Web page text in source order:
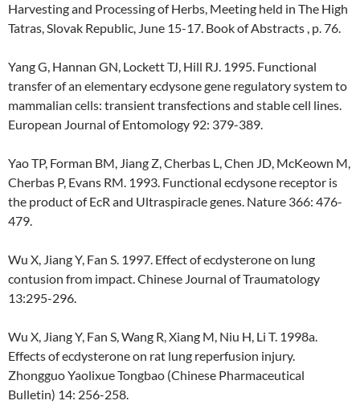
Harvesting and Processing of Herbs, Meeting held in The High
Tatras, Slovak Republic, June 15-17. Book of Abstracts , p. 76.
Yang G, Hannan GN, Lockett TJ, Hill RJ. 1995. Functional
transfer of an elementary ecdysone gene regulatory system to
mammalian cells: transient transfections and stable cell lines.
European Journal of Entomology 92: 379-389.
Yao TP, Forman BM, Jiang Z, Cherbas L, Chen JD, McKeown M,
Cherbas P, Evans RM. 1993. Functional ecdysone receptor is
the product of EcR and Ultraspiracle genes. Nature 366: 476-
479.
Wu X, Jiang Y, Fan S. 1997. Effect of ecdysterone on lung
contusion from impact. Chinese Journal of Traumatology
13:295-296.
Wu X, Jiang Y, Fan S, Wang R, Xiang M, Niu H, Li T. 1998a.
Effects of ecdysterone on rat lung reperfusion injury.
Zhongguo Yaolixue Tongbao (Chinese Pharmaceutical
Bulletin) 14: 256-258.